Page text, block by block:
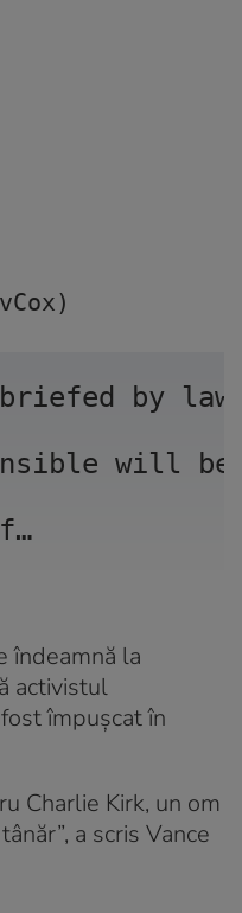
by
will
îndeamnă la
activistul
împușcat în
Charlie Kirk, un om
a scris Vance